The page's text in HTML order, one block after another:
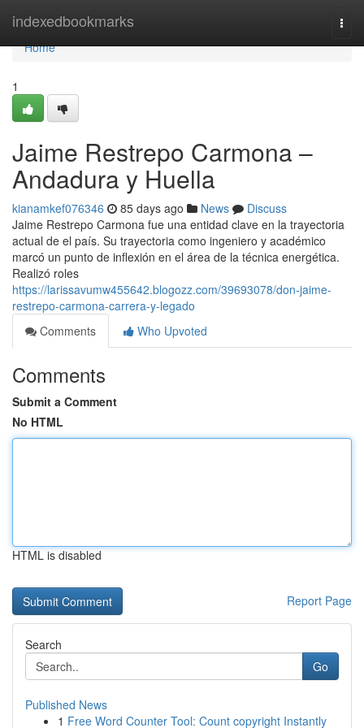
indexedbookmarks
Home
Home
1
Jaime Restrepo Carmona –
Andadura y Huella
kianamkef076346 85 days ago News
Discuss
Jaime Restrepo Carmona fue una entidad clave en la trayectoria
actual de el país. Su trayectoria como ingeniero y académico
marcó un punto de inflexión en el área de la técnica energética.
Realizó roles
https://larissavumw455642.blogozz.com/39693078/don-jaime-
restrepo-carmona-carrera-y-legado
Comments
Who Upvoted
Comments
Submit a Comment
No HTML
HTML is disabled
Report Page
Search
Go
Published News
1 Free Word Counter Tool: Count copyright Instantly